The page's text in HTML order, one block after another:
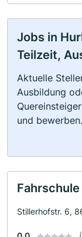
Jobs in
Teilzeit,
Aktuelle
Ausbildung
und bewerben.
Stillerhofstr. 6,